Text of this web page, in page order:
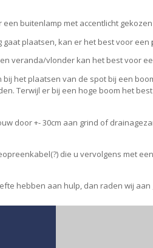
buitenlamp met accentlicht
plaatsen, kan er het best voor een
veranda/vlonder kan het best voor
het plaatsen van de spot bij een
Terwijl er bij een hoge boom het
door +- 30cm aan grind of
die u vervolgens met
hebben aan hulp, dan raden wij